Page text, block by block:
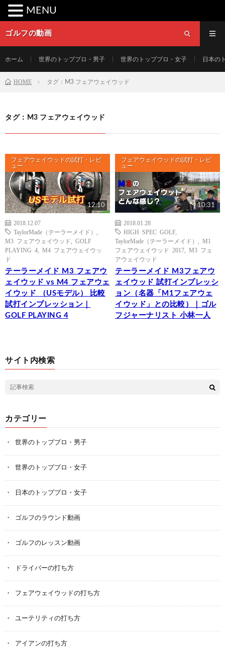
ゴルフの動画
ホーム 世界のトッププロ・男子 世界のトッププロ・女子 日本の
HOME タグ：M3 フェアウェイウッド
タグ：M3 フェアウェイウッド
フェアウェイウッドの試打・レビ
ュー
12:10
2018.12.07
TaylorMade（テーラーメイド）
M3 フェアウェイウッド
GOLF
PLAYING 4
M4 フェアウェイウッ
ド
テーラーメイド M3 フェアウ
ェイウッド vs M4 フェアウェ
イウッド （USモデル） 比較
試打インプレッション｜
GOLF PLAYING 4
フェアウェイウッドの試打・レビ
ュー
10:31
2018.01.28
HIGH SPEC GOLF,
TaylorMade（テーラーメイド）
M1
フェアウェイウッド 2017
M3 フェ
アウェイウッド
テーラーメイド M3フェアウ
ェイウッド 試打インプレッシ
ョン（名器「M1フェアウェ
イウッド」との比較）｜ゴル
フジャーナリスト 小林一人
サイト内検索
カテゴリー
世界のトッププロ・男子
世界のトッププロ・女子
日本のトッププロ・女子
ゴルフのラウンド動画
ゴルフのレッスン動画
ドライバーの打ち方
フェアウェイウッドの打ち方
ユーテリティの打ち方
アイアンの打ち方
MENU